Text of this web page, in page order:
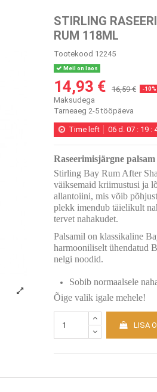
STIRLING
RUM 118ML
Tootekood 12245
Meil on laos
14,93 € 16,59 € -10%
Maksudega
Tarneaeg 2-5 tööpäeva
Time left 06 d. 07 : 19 :
Raseerimisjärgne
Stirling Bay Rum After
väiksemaid kriimustusi ja
allantoiini, mis võib
plekk imendub täielikult
tervet nahakudet.
Palsamil on klassikaline
harmooniliselt ühendatud
nelgi noodid.
Sobib normaalsele
Õige valik igale mehele!
LISA